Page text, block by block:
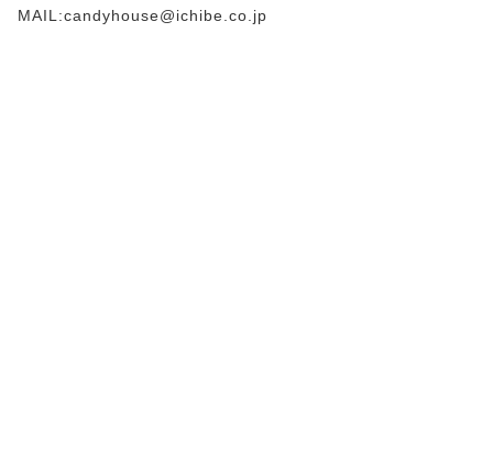
MAIL:candyhouse@ichibe.co.jp